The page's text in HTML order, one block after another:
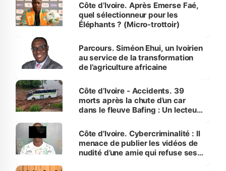
Côte d’Ivoire. Après Emerse Faé,
quel sélectionneur pour les
Éléphants ? (Micro-trottoir)
Parcours. Siméon Ehui, un Ivoirien
au service de la transformation
de l’agriculture africaine
Côte d’Ivoire - Accidents. 39
morts après la chute d’un car
dans le fleuve Bafing : Un lecteur
des Transports
Côte d'Ivoire. Cybercriminalité : Il
menace de publier les vidéos de
nudité d’une amie qui refuse ses